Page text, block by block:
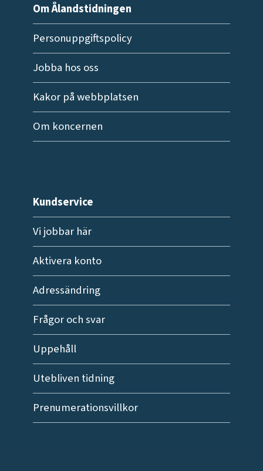
Om Ålandstidningen
Personuppgiftspolicy
Jobba hos oss
Kakor på webbplatsen
Om koncernen
Kundservice
Vi jobbar här
Aktivera konto
Adressändring
Frågor och svar
Uppehåll
Utebliven tidning
Prenumerationsvillkor